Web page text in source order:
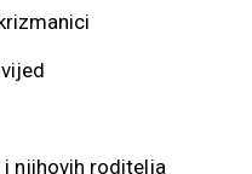
njihovih roditelja